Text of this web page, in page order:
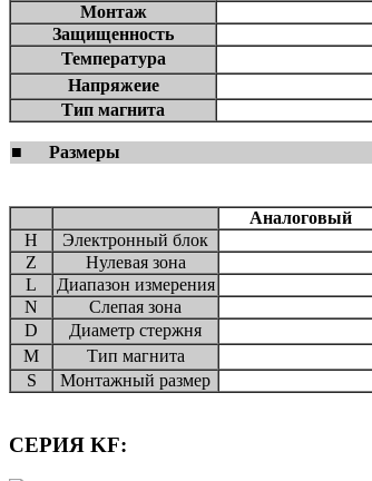
Монтаж
Защищенность
Температура
Напряжеие
Тип магнита
■ Размеры
Аналоговый
H
Электронный блок
Z
Нулевая зона
L
Диапазон измерения
N
Слепая зона
D
Диаметр стержня
M
Тип магнита
S
Монтажный размер
СЕРИЯ KF: